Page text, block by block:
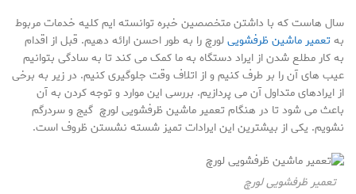
سال هاست که با داشتن متخصصین خبره توانسته ایم کلیه خدمات مربوط
بهتعمیر ماشین ظرفشویی لورچ را به طور احسن ارائه دهیم. قبل از اقدام
به کار مطلع شدن از ایراد دستگاه به ما کمک می کند تا به سادگی بتوانیم
عیب های آن را بر طرف کنیم و از اتلاف وقت جلوگیری کنیم. در زیر به برخی
از ایرادهای متداول آن می پردازیم. بررسی این موارد و توجه کردن به آن
باعث می شود تا در هنگام تعمیر ماشین ظرفشویی لورچ گیج و سردرگم
نشویم. یکی از بیشترین این ایرادات تمیز شسته نشستن ظروف است.
تعمیر ظرفشویی لورچ